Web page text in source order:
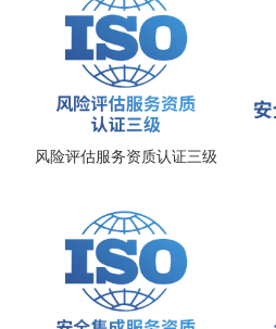
风险评估服务资质认证三级